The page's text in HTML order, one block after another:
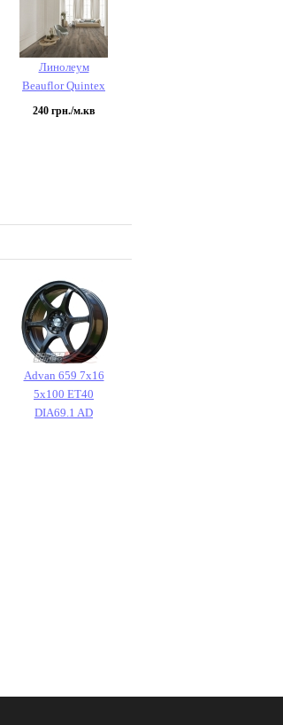
Линолеум
Beauflor Quintex
240 грн./м.кв
Advan 659 7x16
5x100 ET40
DIA69.1 AD